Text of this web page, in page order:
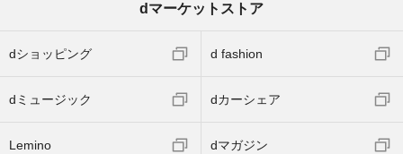
dマーケットストア
dショッピング d fashion
dミュージック dカーシェア
Lemino dマガジン